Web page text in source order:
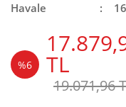
Havale
%6 TL
19.071,96